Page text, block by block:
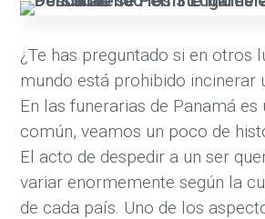
¿Te has preguntado si en otros
mundo está prohibido incinerar
En las funerarias de Panamá
común, veamos un poco de
El acto de despedir a un ser
variar enormemente según la
de cada país. Uno de los